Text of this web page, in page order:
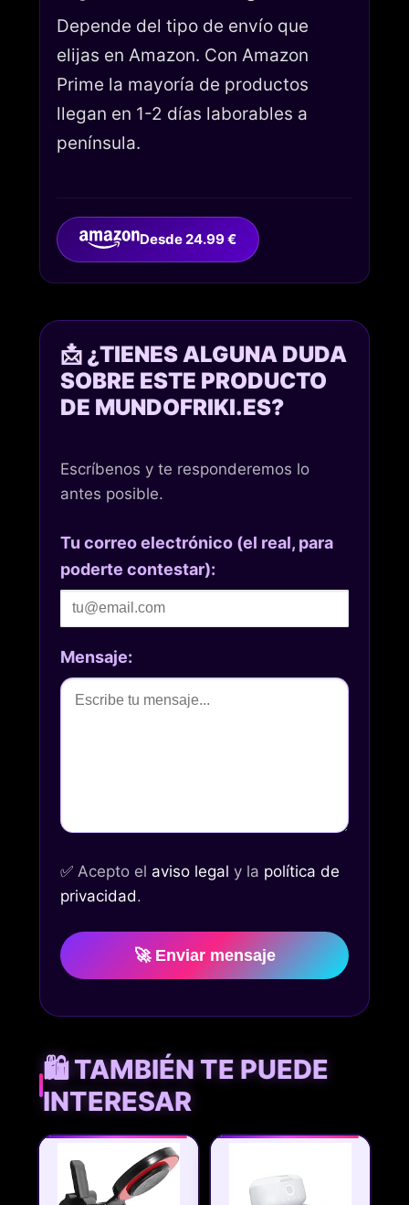
Depende del tipo de envío que
elijas en Amazon. Con Amazon
Prime la mayoría de productos
llegan en 1-2 días laborables a
península.
Desde 24.99 €
📩 ¿TIENES ALGUNA DUDA
SOBRE ESTE PRODUCTO
DE MUNDOFRIKI.ES?
Escríbenos y te responderemos lo
antes posible.
Tu correo electrónico (el real, para
poderte contestar):
Mensaje:
✅ Acepto el aviso legal y la política de
privacidad.
🚀 Enviar mensaje
🛍️ TAMBIÉN TE PUEDE
INTERESAR